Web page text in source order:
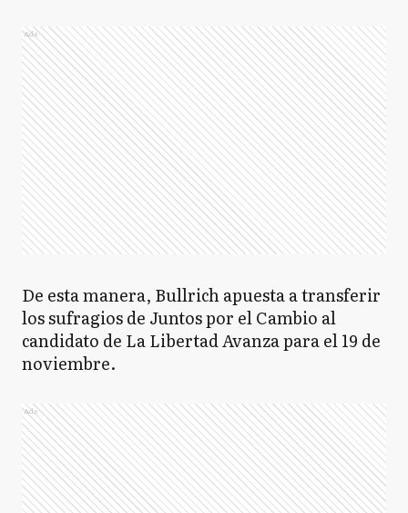
Ads
De esta manera, Bullrich apuesta a transferir
los sufragios de Juntos por el Cambio al
candidato de La Libertad Avanza para el 19 de
noviembre.
Ads